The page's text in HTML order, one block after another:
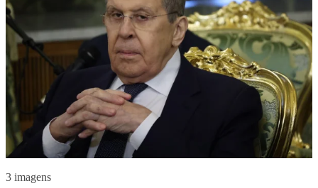
3 imagens